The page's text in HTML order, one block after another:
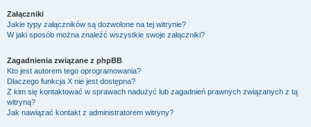
Załączniki
Jakie typy załączników są dozwolone na tej witrynie?
W jaki sposób można znaleźć wszystkie swoje załączniki?
Zagadnienia związane z phpBB
Kto jest autorem tego oprogramowania?
Dlaczego funkcja X nie jest dostępna?
Z kim się kontaktować w sprawach nadużyć lub zagadnień prawnych związanych z tą
witryną?
Jak nawiązać kontakt z administratorem witryny?